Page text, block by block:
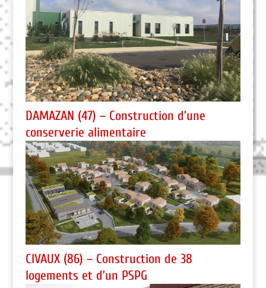
DAMAZAN (47) – Construction d’une
conserverie alimentaire
CIVAUX (86) – Construction de 38
logements et d’un PSPG